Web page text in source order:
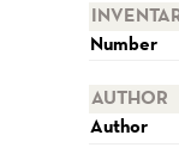
Number
AUTHOR
Author